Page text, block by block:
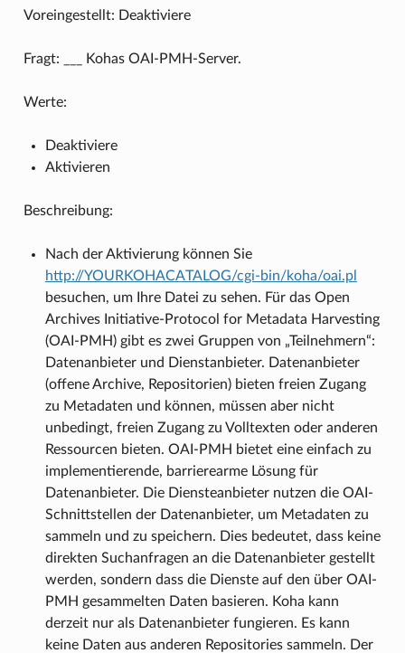
Voreingestellt: Deaktiviere
Fragt: ___ Kohas OAI-PMH-Server.
Werte:
Deaktiviere
Aktivieren
Beschreibung:
Nach der Aktivierung können Sie
http://YOURKOHACATALOG/cgi-bin/koha/oai.pl
besuchen, um Ihre Datei zu sehen. Für das Open
Archives Initiative-Protocol for Metadata Harvesting
(OAI-PMH) gibt es zwei Gruppen von „Teilnehmern“:
Datenanbieter und Dienstanbieter. Datenanbieter
(offene Archive, Repositorien) bieten freien Zugang
zu Metadaten und können, müssen aber nicht
unbedingt, freien Zugang zu Volltexten oder anderen
Ressourcen bieten. OAI-PMH bietet eine einfach zu
implementierende, barrierearme Lösung für
Datenanbieter. Die Diensteanbieter nutzen die OAI-
Schnittstellen der Datenanbieter, um Metadaten zu
sammeln und zu speichern. Dies bedeutet, dass keine
direkten Suchanfragen an die Datenanbieter gestellt
werden, sondern dass die Dienste auf den über OAI-
PMH gesammelten Daten basieren. Koha kann
derzeit nur als Datenanbieter fungieren. Es kann
keine Daten aus anderen Repositories sammeln. Der